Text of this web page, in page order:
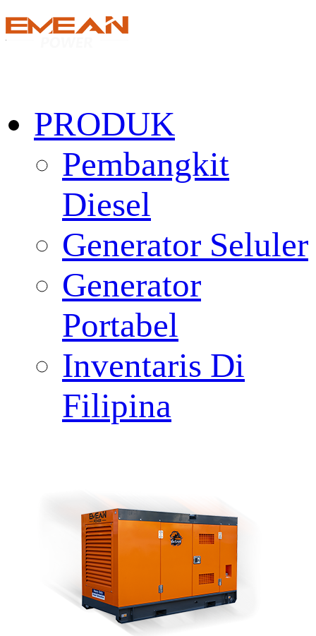
PRODUK
Pembangkit
Diesel
Generator Seluler
Generator
Portabel
Inventaris Di
Filipina